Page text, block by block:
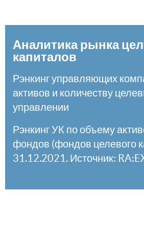
Аналитика рынка
капиталов
Рэнкинг управляющих
активов и количеству
управлении
Рэнкинг УК по объему
фондов (фондов целевого
31.12.2021. Источник: